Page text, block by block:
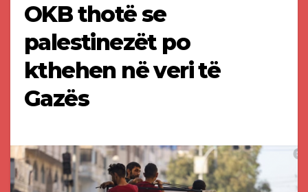
OKB thotë se
palestinezët po
kthehen në veri të
Gazës